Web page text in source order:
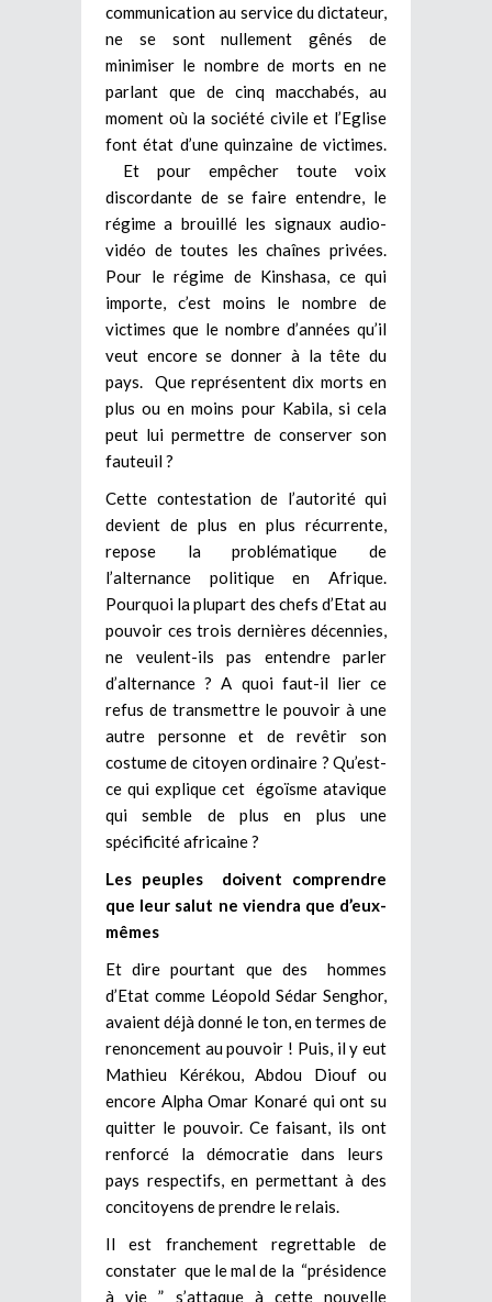
communication au service du dictateur,
ne se sont nullement gênés de
minimiser le nombre de morts en ne
parlant que de cinq macchabés, au
moment où la société civile et l’Eglise
font état d’une quinzaine de victimes.
Et pour empêcher toute voix
discordante de se faire entendre, le
régime a brouillé les signaux audio-
vidéo de toutes les chaînes privées.
Pour le régime de Kinshasa, ce qui
importe, c’est moins le nombre de
victimes que le nombre d’années qu’il
veut encore se donner à la tête du
pays. Que représentent dix morts en
plus ou en moins pour Kabila, si cela
peut lui permettre de conserver son
fauteuil ?
Cette contestation de l’autorité qui
devient de plus en plus récurrente,
repose la problématique de
l’alternance politique en Afrique.
Pourquoi la plupart des chefs d’Etat au
pouvoir ces trois dernières décennies,
ne veulent-ils pas entendre parler
d’alternance ? A quoi faut-il lier ce
refus de transmettre le pouvoir à une
autre personne et de revêtir son
costume de citoyen ordinaire ? Qu’est-
ce qui explique cet égoïsme atavique
qui semble de plus en plus une
spécificité africaine ?
Les peuples doivent comprendre
que leur salut ne viendra que d’eux-
mêmes
Et dire pourtant que des hommes
d’Etat comme Léopold Sédar Senghor,
avaient déjà donné le ton, en termes de
renoncement au pouvoir ! Puis, il y eut
Mathieu Kérékou, Abdou Diouf ou
encore Alpha Omar Konaré qui ont su
quitter le pouvoir. Ce faisant, ils ont
renforcé la démocratie dans leurs
pays respectifs, en permettant à des
concitoyens de prendre le relais.
Il est franchement regrettable de
constater que le mal de la “présidence
à vie ” s’attaque à cette nouvelle